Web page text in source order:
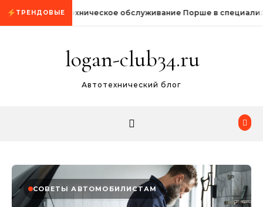
Промотать к содержимому
ТРЕНДОВЫЕТехническое обслуживание Порше в
logan-club34.ru
Автотехнический блог
СОВЕТЫ АВТОМОБИЛИСТАМ